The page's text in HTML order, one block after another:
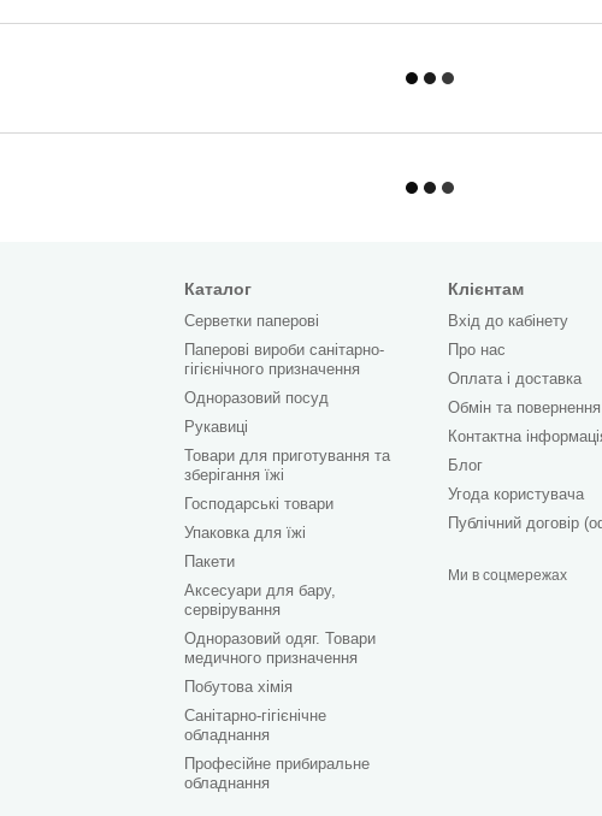
Каталог
Серветки паперові
Паперові вироби санітарно-
гігієнічного призначення
Одноразовий посуд
Рукавиці
Товари для приготування та
зберігання їжі
Господарські товари
Упаковка для їжі
Пакети
Аксесуари для бару,
сервірування
Одноразовий одяг. Товари
медичного призначення
Побутова хімія
Санітарно-гігієнічне
обладнання
Професійне прибиральне
обладнання
Клієнтам
Вхід до кабінету
Про нас
Оплата і доставка
Обмін та повернення
Контактна
Блог
Угода користувача
Публічний договір
Ми в соцмережах